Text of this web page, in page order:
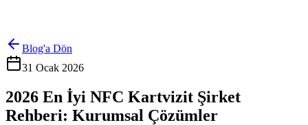
Blog'a Dön
31 Ocak 2026
2026 En İyi NFC Kartvizit Şirket
Rehberi: Kurumsal Çözümler